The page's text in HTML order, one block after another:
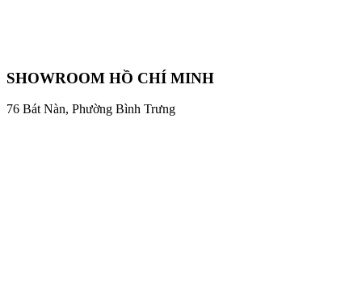
SHOWROOM HỒ CHÍ MINH
76 Bát Nàn, Phường Bình Trưng